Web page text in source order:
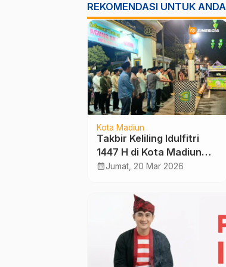
Sembako
REKOMENDASI UNTUK ANDA
Kota Madiun
Takbir Keliling Idulfitri
1447 H di Kota Madiun
Meriah, 43 Peserta
calendar_monthJumat, 20 Mar 2026